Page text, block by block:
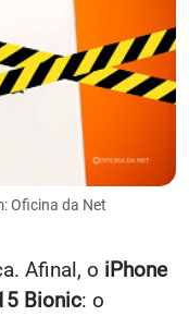
Oficina da Net
Afinal, o iPhone
Bionic: o